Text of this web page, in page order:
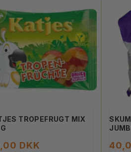
RASPBERRY / SALTY LICORICE
SKALLE, BUBS 90G
18,00 DKK
TROPEFRUGT MIX
DKK